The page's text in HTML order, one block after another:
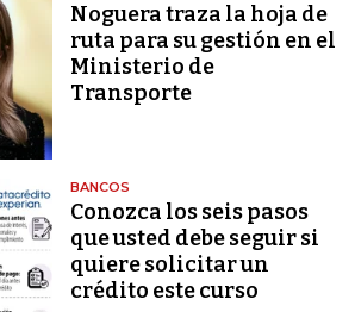
Noguera traza la hoja de
ruta para su gestión en el
Ministerio de
Transporte
BANCOS
Conozca los seis pasos
que usted debe seguir si
quiere solicitar un
crédito este curso